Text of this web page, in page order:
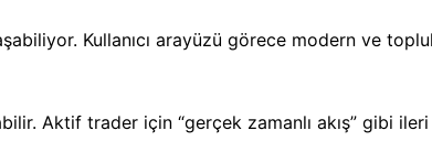
Kullanıcı arayüzü görece modern ve
Aktif trader için “gerçek zamanlı akış” gibi